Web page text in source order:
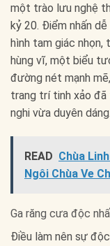
một trào lưu nghệ
kỷ 20. Điểm nhấn
hình tam giác nhọn,
hùng vĩ, một biểu
đường nét mạnh
trang trí tinh xảo
nghi vừa duyên dáng.
READ Chùa
Ngôi Chùa Ve
Ga răng cưa độc
Điều làm nên sự